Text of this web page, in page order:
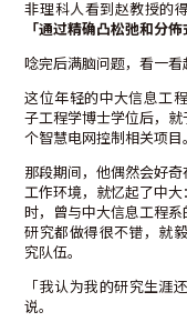
非理科人看到赵教授的
「通过精确凸松弛和分
唸完后满脑问题，看一看
这位年轻的中大信息工
子工程学博士学位后，
个智慧电网控制相关项目
那段期间，他偶然会好
工作环境，就忆起了中
时，曾与中大信息工程
研究都做得很不错，就
究队伍。
「我认为我的研究生涯
说。